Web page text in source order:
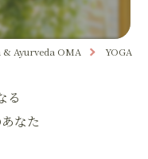
& Ayurveda OMA YOGA
る
なた